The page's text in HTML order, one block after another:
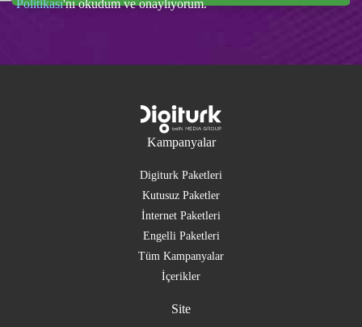
Politikası'nı okudum ve onaylıyorum.
Kampanyalar
Digiturk Paketleri
Kutusuz Paketler
İnternet Paketleri
Engelli Paketleri
Tüm Kampanyalar
İçerikler
Site